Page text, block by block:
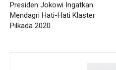
Presiden Jokowi Ingatkan
Mendagri Hati-Hati Klaster
Pilkada 2020